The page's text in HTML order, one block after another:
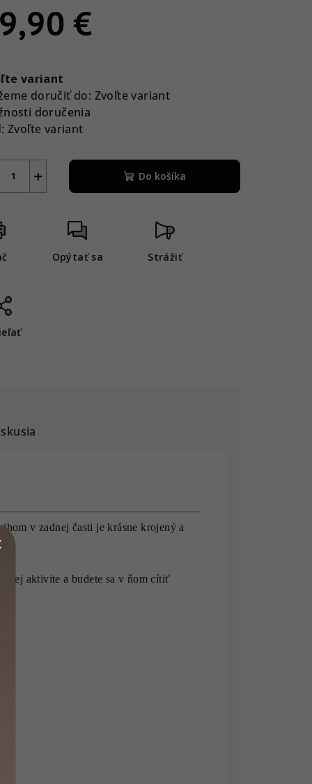
€
variant
doručiť do: Zvoľte variant
doručenia
Zvoľte variant
+ Do košíka
Opýtať sa Strážiť
v zadnej časti je krásne krojený a
aktivite a budete sa v ňom cítiť